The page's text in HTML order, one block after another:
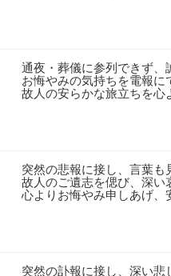
通夜・葬儀に参列できず、
お悔やみの気持ちを電報に
故人の安らかな旅立ちを心
突然の悲報に接し、言葉も
故人のご遺志を偲び、深い
心よりお悔やみ申しあげ、
突然の訃報に接し、深い悲